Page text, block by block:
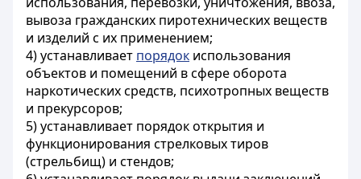
вывоза гражданских пиротехнических веществ
и изделий с их применением;
4) устанавливает порядок использования
объектов и помещений в сфере оборота
наркотических средств, психотропных веществ
и прекурсоров;
5) устанавливает порядок открытия и
функционирования стрелковых тиров
(стрельбищ) и стендов;